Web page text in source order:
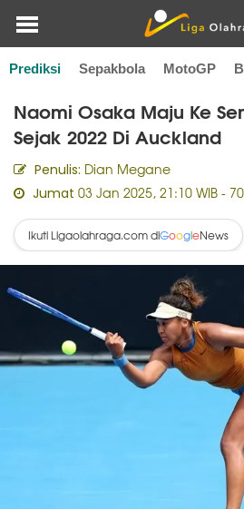
Prediksi Sepakbola MotoGP
Home Tenis
Naomi Osaka Maju Ke
Sejak 2022 Di Auckland
Penulis: Dian Megane
Jumat 03 Jan 2025, 21:10 WIB -
Ikuti Ligaolahraga.com diGoogleNews